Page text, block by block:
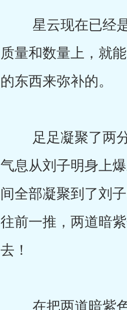
星云现在已经是
质量和数量上，就
的东西来弥补的。
足足凝聚了两分
气息从刘子明身上
间全部凝聚到了刘
往前一推，两道暗
去！
在把两道暗紫色